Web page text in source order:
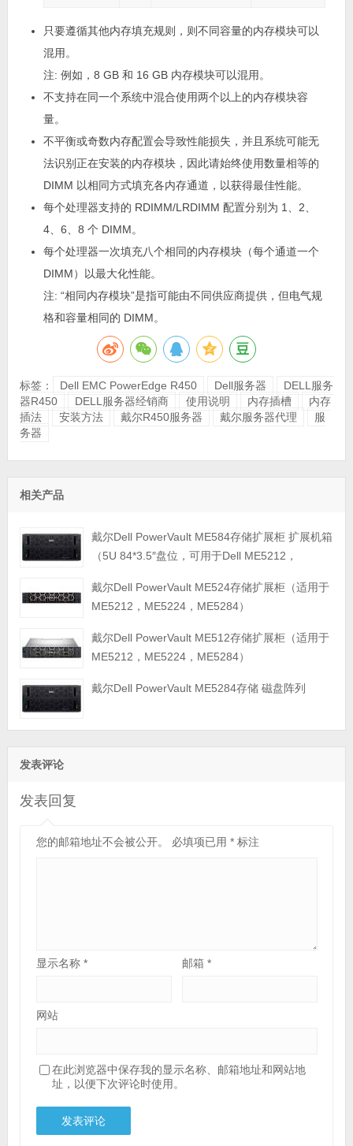
只要遵循其他内存填充规则，则不同容量的内存模块可以
混用。
注: 例如，8 GB 和 16 GB 内存模块可以混用。
不支持在同一个系统中混合使用两个以上的内存模块容
量。
不平衡或奇数内存配置会导致性能损失，并且系统可能无
法识别正在安装的内存模块，因此请始终使用数量相等的
DIMM 以相同方式填充各内存通道，以获得最佳性能。
每个处理器支持的 RDIMM/LRDIMM 配置分别为 1、2、
4、6、8 个 DIMM。
每个处理器一次填充八个相同的内存模块（每个通道一个
DIMM）以最大化性能。
注: “相同内存模块”是指可能由不同供应商提供，但电气规
格和容量相同的 DIMM。
标签： Dell EMC PowerEdge R450 Dell服务器
DELL服务
器R450
DELL服务器经销商 使用说明 内存插槽
内存
插法
安装方法 戴尔R450服务器 戴尔服务器代理
服
务器
相关产品
戴尔Dell PowerVault ME584存储扩展柜 扩展机箱
（5U 84*3.5″盘位，可用于Dell ME5212，
戴尔Dell PowerVault ME524存储扩展柜（适用于
ME5212，ME5224，ME5284）
戴尔Dell PowerVault ME512存储扩展柜（适用于
ME5212，ME5224，ME5284）
戴尔Dell PowerVault ME5284存储 磁盘阵列
发表评论
发表回复
您的邮箱地址不会被公开。 必填项已用 *标注
显示名称 * 邮箱*
网站
在此浏览器中保存我的显示名称、邮箱地址和网站地
址，以便下次评论时使用。